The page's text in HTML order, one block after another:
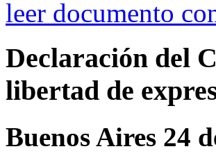
leer documento
Declaración del
libertad de
Buenos Aires 24